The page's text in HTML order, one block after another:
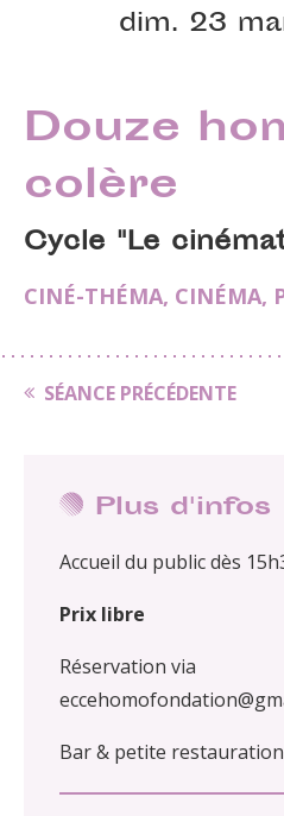
dim. 23
Douze
colère
Cycle "Le
CINÉ-THÉMA, CINÉMA,
SÉANCE PRÉCÉDENTE
Plus d'infos
Accueil du public dès
Prix libre
Réservation via
Bar & petite restauration